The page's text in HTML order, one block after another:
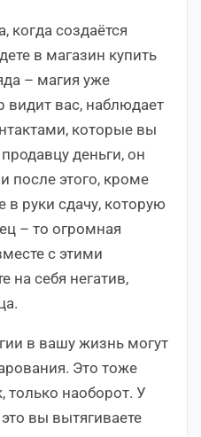
когда создаётся
в магазин купить
– магия уже
видит вас, наблюдает
которые вы
деньги, он
после этого, кроме
в руки сдачу, которую
– то огромная
с этими
на себя негатив,
в вашу жизнь могут
Это тоже
только наоборот. У
вы вытягиваете